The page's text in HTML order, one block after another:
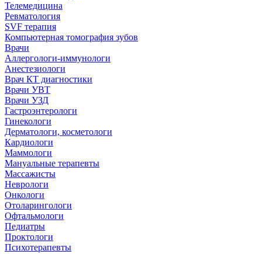
Телемедицина
Ревматология
SVF терапия
Компьютерная томография зубов
Врачи
Аллергологи-иммунологи
Анестезиологи
Врач КТ диагностики
Врачи УВТ
Врачи УЗД
Гастроэнтерологи
Гинекологи
Дерматологи, косметологи
Кардиологи
Маммологи
Мануальные терапевты
Массажисты
Неврологи
Онкологи
Отоларингологи
Офтальмологи
Педиатры
Проктологи
Психотерапевты